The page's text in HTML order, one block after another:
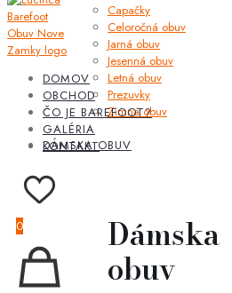
Capačky
Celoročná obuv
Jarná obuv
Jesenná obuv
Letná obuv
Prezuvky
Zimná obuv
DÁMSKA OBUV
Dámska
obuv
DOMOV
OBCHOD
ČO JE BAREFOOT?
GALÉRIA
KONTAKT
0